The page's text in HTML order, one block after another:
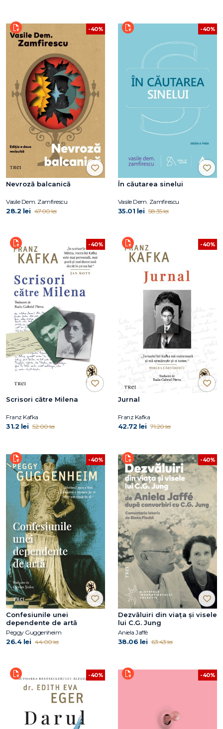
-40%
Nevroză balcanică
Vasile Dem. Zamfirescu
28.2 lei 47.00 lei
-40%
În căutarea sinelui
Vasile Dem. Zamfirescu
35.01 lei 58.35 lei
-40%
Scrisori către Milena
Franz Kafka
31.2 lei 52.00 lei
-40%
Jurnal
Franz Kafka
42.72 lei 71.20 lei
-40%
Confesiunile unei
dependente de artă
Peggy Guggenheim
26.4 lei 44.00 lei
-40%
Dezvăluiri din viața și visele
lui C.G. Jung
Aniela Jaffé
38.06 lei 63.43 lei
-40% -40%